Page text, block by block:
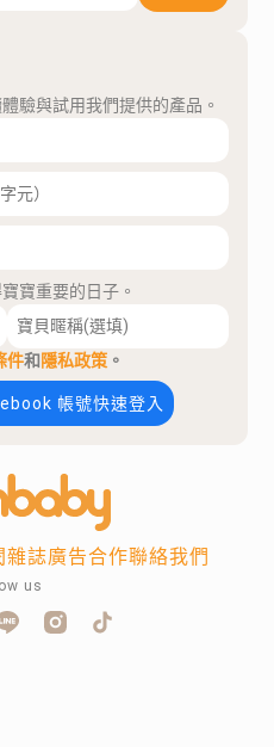
驗與試用我們提供的產品。
寶重要的日子。
件和隱私政策 。
帳號快速登入
雜誌廣告合作聯絡我們
us